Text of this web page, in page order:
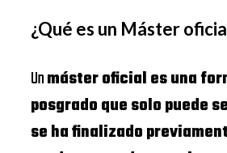
¿Qué es un Máster
Unmáster oficial es una
posgrado que solo puede
se ha finalizado